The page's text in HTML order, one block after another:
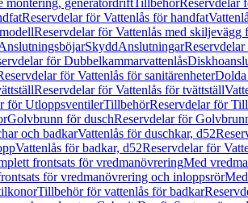
montering, generatordriftTillbehörReservdelar
Reservdelar för Vattenlås för handfat
Reservdelar för Vattenlås med
SkyddAnslutningar
för Dubbelkammarvattenlås
för Vattenlås för sanitärenheterDolda
Reservdelar för Vattenlås för tvättställ
för UtloppsventilerTillbehörReservdelar för
Golvbrunn för duschReservdelar för
och badkarVattenlås för duschkar, d52
Vattenlås för badkar, d52Reservdelar för
frontsats för vredmanövreringMed
för vredmanövrering och inloppsrör
Tillbehör för vattenlås för badkar